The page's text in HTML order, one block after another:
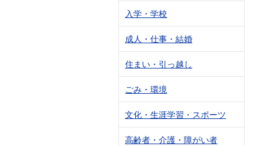
入学・学校
成人・仕事・結婚
住まい・引っ越し
ごみ・環境
文化・生涯学習・スポーツ
高齢者・介護・障がい者